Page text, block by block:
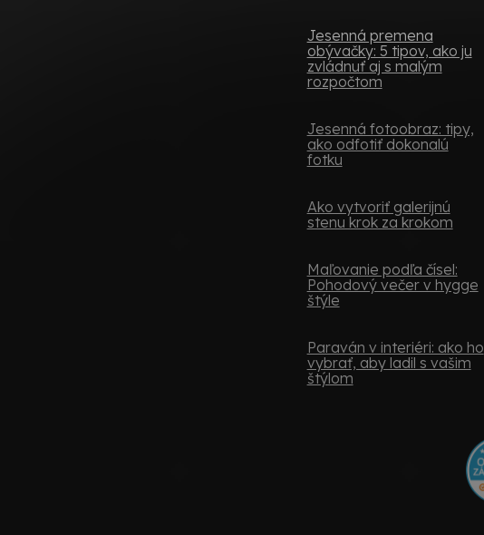
Jesenná premena
obývačky: 5 tipov, ako ju
zvládnuť aj s malým
rozpočtom
Jesenná fotoobraz: tipy,
ako odfotiť dokonalú
fotku
Ako vytvoriť galerijnú
stenu krok za krokom
Maľovanie podľa čísel:
Pohodový večer v hygge
štýle
Paraván v interiéri: ako ho
vybrať, aby ladil s vašim
štýlom